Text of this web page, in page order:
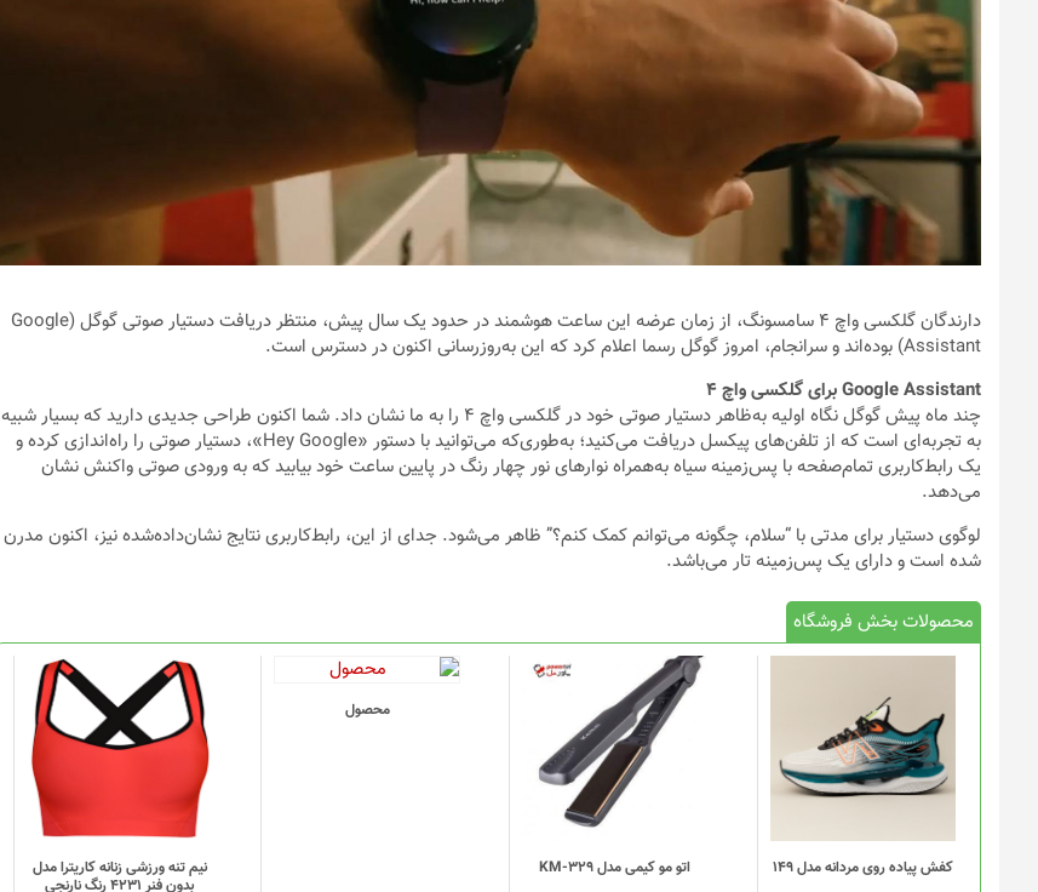
دارندگان گلکسی واچ 4 سامسونگ، از زمان عرضه این ساعت هوشمند در حدود یک سال پیش، منتظر دریافت دستیار صوتی گوگل (Google
Assistant) بوده‌اند و سرانجام، امروز گوگل رسما اعلام کرد که این به‌روزرسانی اکنون در دسترس است.
Google Assistant برای گلکسی واچ 4
چند ماه پیش گوگل نگاه اولیه به‌ظاهر دستیار صوتی خود در گلکسی واچ 4 را به ما نشان داد. شما اکنون طراحی جدیدی دارید که بسیار شبیه
به تجربه‌ای است که از تلفن‌های پیکسل دریافت می‌کنید؛ به‌طوری‌که می‌توانید با دستور «Hey Google»، دستیار صوتی را راه‌اندازی کرده و
یک رابط‌کاربری تمام‌صفحه با پس‌زمینه سیاه به‌همراه نوارهای نور چهار رنگ در پایین ساعت خود بیابید که به ورودی صوتی واکنش نشان
می‌دهد.
لوگوی دستیار برای مدتی با “سلام، چگونه می‌توانم کمک کنم؟” ظاهر می‌شود. جدای از این، رابط‌کاربری نتایج نشان‌داده‌شده نیز، اکنون مدرن
شده است و دارای یک پس‌زمینه تار می‌باشد.
محصولات بخش فروشگاه
کفش پیاده روی مردانه مدل 149
محصول
دارای
انواع
مختلفی
باشد.
گزینه
اتو مو کیمی مدل KM-329
محصول
نیم تنه ورزشی زنانه کاریترا مدل
بدون فنر 4231 رنگ نارنجی
این
محصول
دارای
مختلفی
باشد.
گزینه